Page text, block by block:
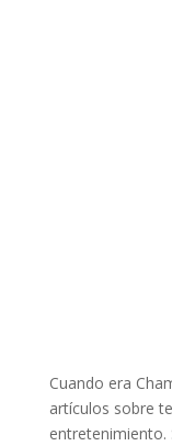
Cuando era
artículos sobre
entretenimiento.